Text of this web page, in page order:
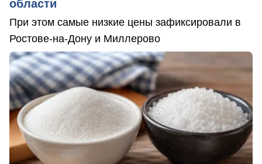
области
При этом самые низкие цены зафиксировали в
Ростове-на-Дону и Миллерово